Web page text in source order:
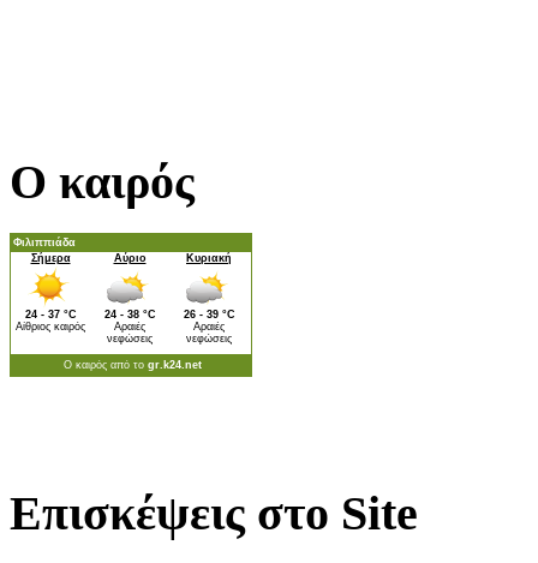
Ο καιρός
Επισκέψεις στο Site